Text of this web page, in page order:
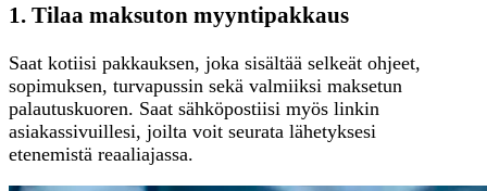
1. Tilaa maksuton myyntipakkaus
Saat kotiisi pakkauksen, joka sisältää selkeät ohjeet,
sopimuksen, turvapussin sekä valmiiksi maksetun
palautuskuoren. Saat sähköpostiisi myös linkin
asiakassivuillesi, joilta voit seurata lähetyksesi
etenemistä reaaliajassa.